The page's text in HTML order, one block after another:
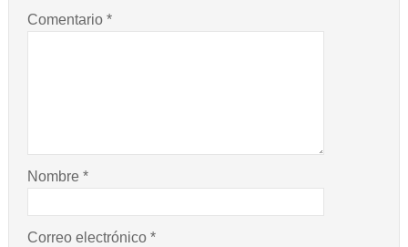
Comentario *
Nombre *
Correo electrónico *